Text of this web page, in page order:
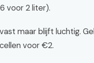
voor 2 liter).
maar blijft luchtig.
voor €2.